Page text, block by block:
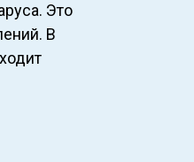
Это
В